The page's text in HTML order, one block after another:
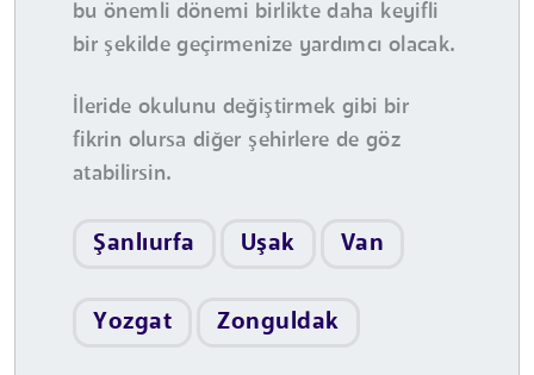
bu önemli dönemi birlikte daha keyifli
bir şekilde geçirmenize yardımcı olacak.
İleride okulunu değiştirmek gibi bir
fikrin olursa diğer şehirlere de göz
atabilirsin.
Şanlıurfa Uşak Van
Yozgat Zonguldak